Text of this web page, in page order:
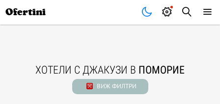
Ofertini
ХОТЕЛИ С ДЖАКУЗИ В ПОМОРИЕ
ВИЖ ФИЛТРИ